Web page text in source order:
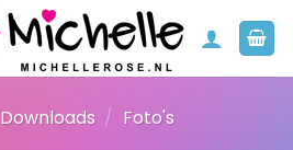
Downloads / Foto's